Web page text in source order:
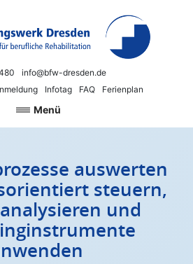
info@bfw-dresden.de
Infotag FAQ Ferienplan
Dresden
Beruf und Arbeit
Menü
auswerten
steuern,
und